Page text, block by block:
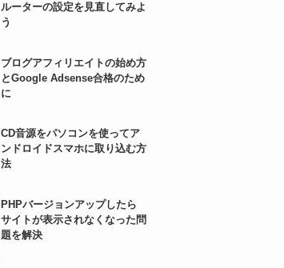
ルーターの設定を見直してみよ
う
ブログアフィリエイトの始め方
とGoogle Adsense合格のため
に
CD音源をパソコンを使ってア
ンドロイドスマホに取り込む方
法
PHPバージョンアップしたら
サイトが表示されなくなった問
題を解決